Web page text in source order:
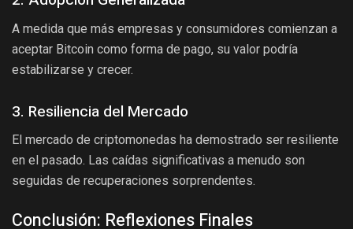
A medida que más empresas y consumidores comienzan a
aceptar Bitcoin como forma de pago, su valor podría
estabilizarse y crecer.
3. Resiliencia del Mercado
El mercado de criptomonedas ha demostrado ser resiliente
en el pasado. Las caídas significativas a menudo son
seguidas de recuperaciones sorprendentes.
Conclusión: Reflexiones Finales